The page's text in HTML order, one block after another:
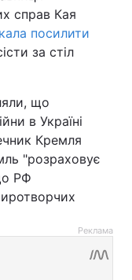
справ Кая
посилити
за стіл
що
в Україні
Кремля
"розраховує
РФ
Реклама